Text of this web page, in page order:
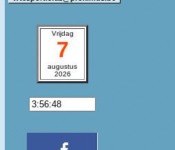
Vrijdag
7
augustus
2026